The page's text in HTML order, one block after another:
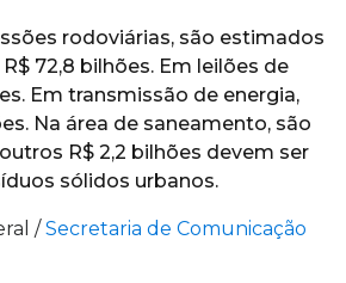
rodoviárias, são estimados
72,8 bilhões. Em leilões de
Em transmissão de energia,
Na área de saneamento, são
R$ 2,2 bilhões devem ser
sólidos urbanos.
/Secretaria de Comunicação